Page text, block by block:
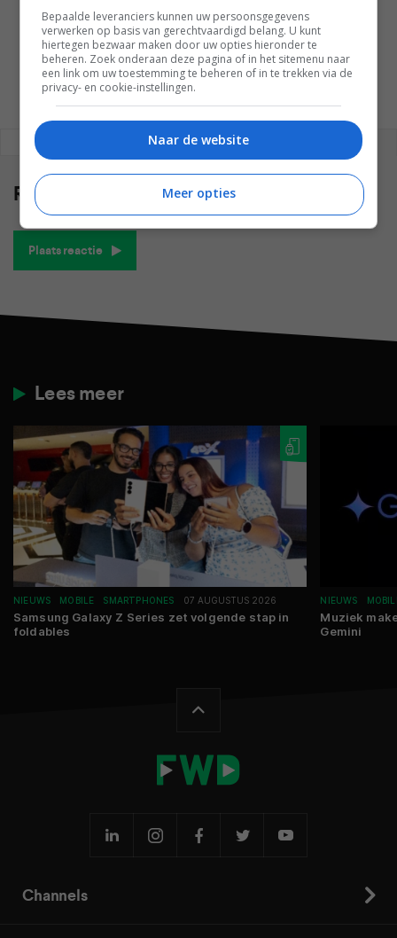
GESCHREVEN DOOR
MARTIJN CHEL
Reacties
Plaats reactie
Lees meer
NIEUWS MOBILE SMARTPHONES 07 AUGUSTUS 2026
Samsung Galaxy Z Series zet volgende stap in
foldables
NIEUWS
Muziek
Gemini
Channels
Bepaalde leveranciers kunnen uw persoonsgegevens
verwerken op basis van gerechtvaardigd belang. U kunt
hiertegen bezwaar maken door uw opties hieronder te
beheren. Zoek onderaan deze pagina of in het sitemenu naar
een link om uw toestemming te beheren of in te trekken via de
privacy- en cookie-instellingen.
Naar de website
Meer opties